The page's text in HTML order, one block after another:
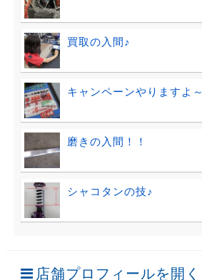
買取の入間♪
キャンペーンやりますよ～
磨きの入間！！
シャコタンの技♪
店舗プロフィールを開く